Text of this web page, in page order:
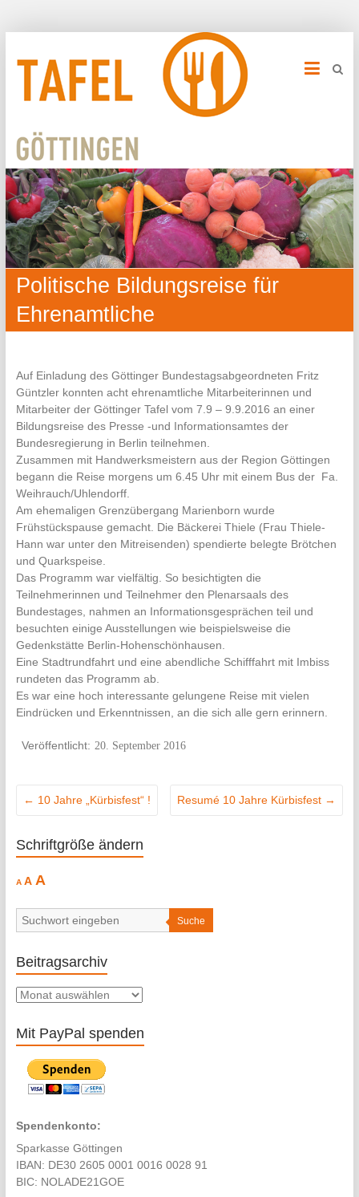
Politische Bildungsreise für
Ehrenamtliche
Auf Einladung des Göttinger Bundestagsabgeordneten Fritz
Güntzler konnten acht ehrenamtliche Mitarbeiterinnen und
Mitarbeiter der Göttinger Tafel vom 7.9 – 9.9.2016 an einer
Bildungsreise des Presse -und Informationsamtes der
Bundesregierung in Berlin teilnehmen.
Zusammen mit Handwerksmeistern aus der Region Göttingen
begann die Reise morgens um 6.45 Uhr mit einem Bus der Fa.
Weihrauch/Uhlendorff.
Am ehemaligen Grenzübergang Marienborn wurde
Frühstückspause gemacht. Die Bäckerei Thiele (Frau Thiele-
Hann war unter den Mitreisenden) spendierte belegte Brötchen
und Quarkspeise.
Das Programm war vielfältig. So besichtigten die
Teilnehmerinnen und Teilnehmer den Plenarsaals des
Bundestages, nahmen an Informationsgesprächen teil und
besuchten einige Ausstellungen wie beispielsweise die
Gedenkstätte Berlin-Hohenschönhausen.
Eine Stadtrundfahrt und eine abendliche Schifffahrt mit Imbiss
rundeten das Programm ab.
Es war eine hoch interessante gelungene Reise mit vielen
Eindrücken und Erkenntnissen, an die sich alle gern erinnern.
20. September 2016
← 10 Jahre „Kürbisfest“ ! Resumé 10 Jahre Kürbisfest →
Schriftgröße ändern
A
Decrease
font
A Reset
size.
AIncrease
size.
Suche
Beitragsarchiv
Beitragsarchiv
Mit PayPal spenden
Spendenkonto:
Sparkasse Göttingen
IBAN: DE30 2605 0001 0016 0028 91
BIC: NOLADE21GOE